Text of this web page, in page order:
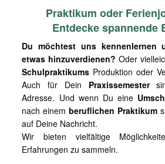
Praktikum oder
Entdecke spannende
Du möchtest uns kennenlernen
etwas hinzuverdienen? Oder
Schulpraktikums Produktion oder
Auch für Dein Praxissemester
Adresse. Und wenn Du eine
nach einemberuflichen Praktikum
auf Deine Nachricht.
Wir bieten vielfältige
Erfahrungen zu sammeln.